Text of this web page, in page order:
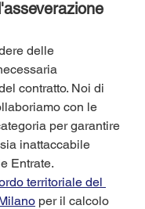
delle
contratto. Noi di
con le
per garantire
inattaccabile
Entrate.
territoriale del
per il calcolo